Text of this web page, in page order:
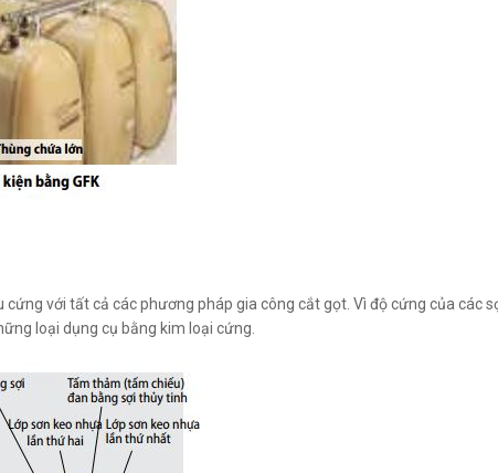
cứng với tất cả các phương pháp gia công cắt gọt. Vì độ cứng của các
loại dụng cụ bằng kim loại cứng.